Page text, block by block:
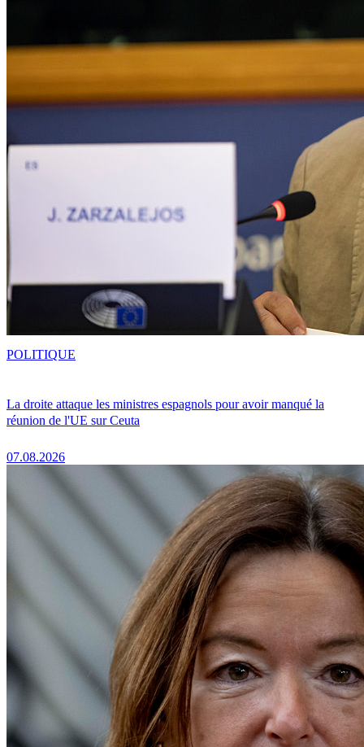
La droite attaque les ministres espagnols pour avoir manqué la
réunion de l'UE sur Ceuta
07.08.2026
POLITIQUE